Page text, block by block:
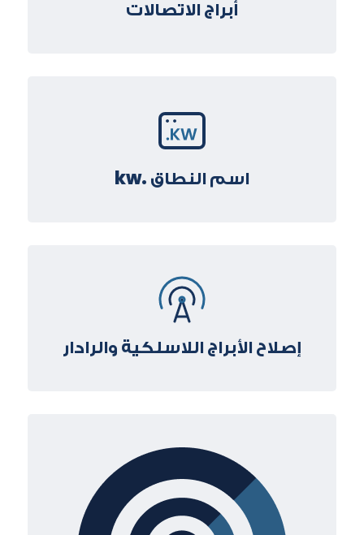
أبراج الاتصالات
اسم النطاق .kw
إصلاح الأبراج اللاسلكية والرادار